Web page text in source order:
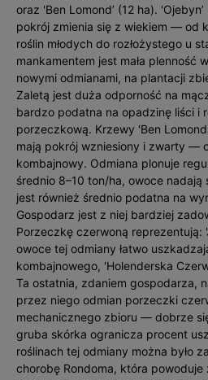
oraz 'Ben Lomond’ (12 ha).
pokrój zmienia się z wiekiem — od
roślin młodych do rozłożystego u
mankamentem jest mała plenność
nowymi odmianami, na plantacji
Zaletą jest duża odporność na
bardzo podatna na opadzinę liści i
porzeczkową. Krzewy 'Ben
mają pokrój wzniesiony i zwarty —
kombajnowy. Odmiana plonuje
średnio 8–10 ton/ha, owoce
jest również średnio podatna na
Gospodarz jest z niej bardziej
Porzeczkę czerwoną reprezentują:
owoce tej odmiany łatwo
kombajnowego, 'Holenderska
Ta ostatnia, zdaniem gospodarza,
przez niego odmian porzeczki
mechanicznego zbioru — dobrze
gruba skórka ogranicza procent
roślinach tej odmiany można było
chorobę Rondoma, która powoduje